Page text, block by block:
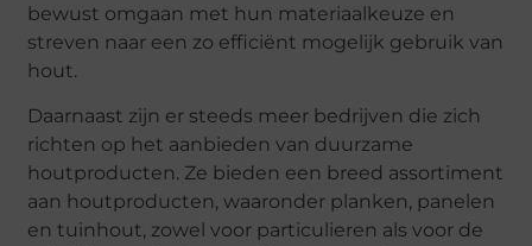
bewust omgaan met hun materiaalkeuze en
streven naar een zo efficiënt mogelijk gebruik van
hout.
Daarnaast zijn er steeds meer bedrijven die zich
richten op het aanbieden van duurzame
houtproducten. Ze bieden een breed assortiment
aan houtproducten, waaronder planken, panelen
en tuinhout, zowel voor particulieren als voor de